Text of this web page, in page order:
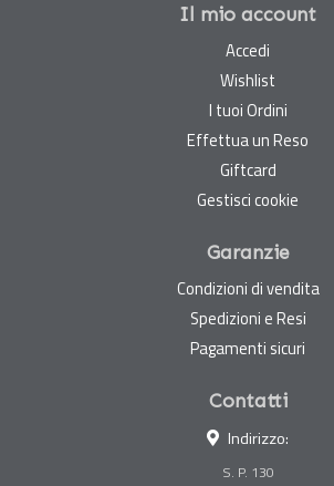
Il mio account
Accedi
Wishlist
I tuoi Ordini
Effettua un Reso
Giftcard
Gestisci cookie
Garanzie
Condizioni di vendita
Spedizioni e Resi
Pagamenti sicuri
Contatti
Indirizzo:
S. P. 130